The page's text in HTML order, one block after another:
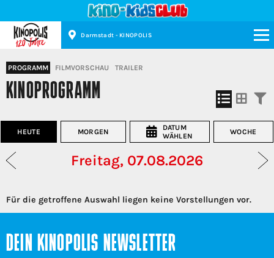
Darmstadt - KINOPOLIS
PROGRAMM FILMVORSCHAU TRAILER
KINOPROGRAMM
HEUTE MORGEN
DATUM
WÄHLEN
WOCHE
Freitag, 07.08.2026
Für die getroffene Auswahl liegen keine Vorstellungen vor.
DEIN KINOPOLIS NEWSLETTER